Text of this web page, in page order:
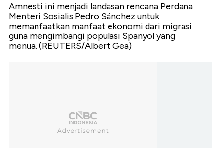
Amnesti ini menjadi landasan rencana Perdana
Menteri Sosialis Pedro Sánchez untuk
memanfaatkan manfaat ekonomi dari migrasi
guna mengimbangi populasi Spanyol yang
menua. (REUTERS/Albert Gea)